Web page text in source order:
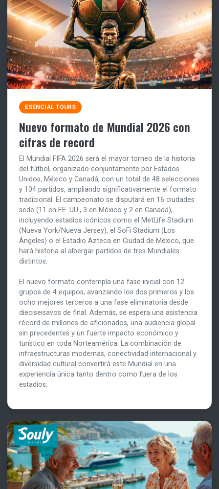
ESENCIAL TOURS
Nuevo formato de Mundial 2026 con
cifras de record
El Mundial FIFA 2026 será el mayor torneo de la historia
del fútbol, organizado conjuntamente por Estados
Unidos, México y Canadá, con un total de 48 selecciones
y 104 partidos, ampliando significativamente el formato
tradicional. El campeonato se disputará en 16 ciudades
sede (11 en EE. UU., 3 en México y 2 en Canadá),
incluyendo estadios icónicos como el MetLife Stadium
(Nueva York/Nueva Jersey), el SoFi Stadium (Los
Ángeles) o el Estadio Azteca en Ciudad de México, que
hará historia al albergar partidos de tres Mundiales
distintos.
El nuevo formato contempla una fase inicial con 12
grupos de 4 equipos, avanzando los dos primeros y los
ocho mejores terceros a una fase eliminatoria desde
dieciseisavos de final. Además, se espera una asistencia
récord de millones de aficionados, una audiencia global
sin precedentes y un fuerte impacto económico y
turístico en toda Norteamérica. La combinación de
infraestructuras modernas, conectividad internacional y
diversidad cultural convertirá este Mundial en una
experiencia única tanto dentro como fuera de los
estadios.